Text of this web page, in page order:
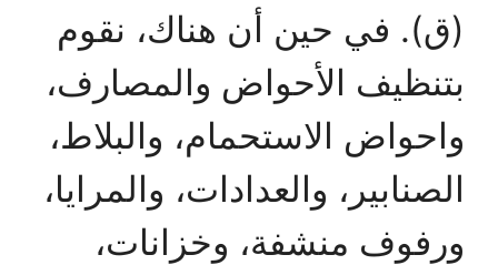
(ق). في حين أن هناك، نقوم
بتنظيف الأحواض والمصارف،
واحواض الاستحمام، والبلاط،
الصنابير، والعدادات، والمرايا،
ورفوف منشفة، وخزانات،